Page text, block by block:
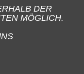
DER
MÖGLICH.